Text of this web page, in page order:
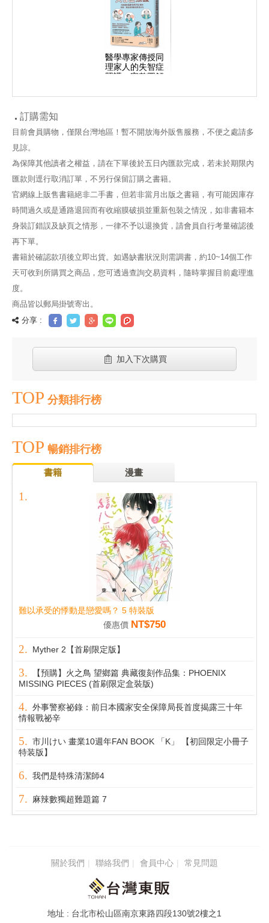
醫學專家傳授同
理家人的失智症
照護：完整圖解
的知識、溝通到
訂購需知
目前會員購物，僅限台灣地區！暫不開放海外販售服務，不便之處請多
見諒。
為保障其他讀者之權益，請在下單後於五日內匯款完成，若未於期限內
匯款則逕行取消訂單，不另行保留訂購之書籍。
官網線上販售書籍絕非二手書，但若非當月出版之書籍，有可能因庫存
時間過久或是通路退回而有收縮膜破損並重新包裝之情況，如非書籍本
身裝訂錯誤及缺頁之情形，一律不予以退換貨，請會員自行考量確認後
再下單。
書籍於確認款項後立即出貨。如遇缺書狀況則需調書，約10~14個工作
天可收到所購買之商品，您可透過查詢交易資料，隨時掌握目前處理進
度。
商品皆以郵局掛號寄出。
分享 :
加入下次購買
TOP 分類排行榜
TOP 暢銷排行榜
書籍 漫畫
難以承受的悸動是戀愛嗎？ 5 特裝版
優惠價 NT$750
Myther 2【首刷限定版】
【預購】火之鳥 望鄉篇 典藏復刻作品集：PHOENIX
MISSING PIECES (首刷限定盒裝版)
外事警察祕錄：前日本國家安全保障局長首度揭露三十年
情報戰祕辛
市川けい 畫業10週年FAN BOOK 「K」 【初回限定小冊子
特装版】
我們是特殊清潔師4
麻辣數獨超難題篇 7
關於我們 聯絡我們 會員中心 常見問題
台北市松山區南京東路四段130號2樓之1